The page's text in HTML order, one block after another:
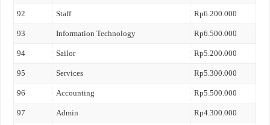
92 Staff Rp6.200.000
93 Information Technology Rp6.500.000
94 Sailor Rp5.200.000
95 Services Rp5.300.000
96 Accounting Rp5.500.000
97 Admin Rp4.300.000